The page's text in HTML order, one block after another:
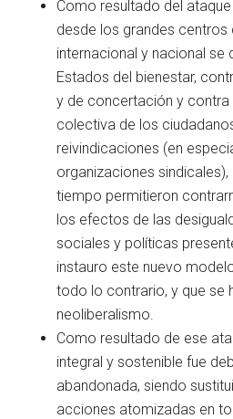
Como resultado del
desde los grandes centros
internacional y nacional se
Estados del bienestar,
y de concertación y
colectiva de los
reivindicaciones (en
organizaciones
tiempo permitieron
los efectos de las
sociales y políticas
instauro este nuevo
todo lo contrario, y que se
neoliberalismo.
Como resultado de ese
integral y sostenible fue
abandonada, siendo
acciones atomizadas en